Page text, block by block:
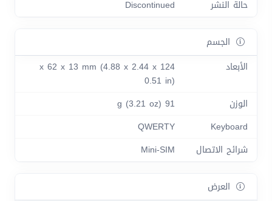
حالة النشر
Discontinued
الجسم
الأبعاد
124 x 62 x 13 mm (4.88 x 2.44 x
0.51 in)
الوزن
91 g (3.21 oz)
Keyboard
QWERTY
شرائح الاتصال
Mini-SIM
العرض